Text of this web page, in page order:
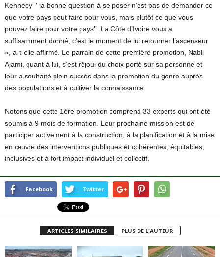
Kennedy ‘‘ la bonne question à se poser n’est pas de demander ce
que votre pays peut faire pour vous, mais plutôt ce que vous
pouvez faire pour votre pays’’. La Côte d’Ivoire vous a
suffisamment donné, c’est le moment de lui retourner l’ascenseur
», a-t-elle affirmé. Le parrain de cette première promotion, Nabil
Ajami, quant à lui, s’est réjoui du choix porté sur sa personne et
leur a souhaité plein succès dans la promotion du genre auprès
des populations et à cultiver la connaissance.
Notons que cette 1ère promotion comprend 33 experts qui ont été
soumis à 9 mois de formation. Leur prochaine mission est de
participer activement à la construction, à la planification et à la mise
en œuvre des interventions publiques et cohérentes, équitables,
inclusives et à fort impact individuel et collectif.
Facebook Twitter
ARTICLES SIMILAIRES PLUS DE L'AUTEUR